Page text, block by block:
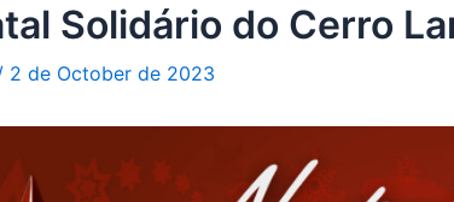
Solidário do Cerro
2 de October de 2023